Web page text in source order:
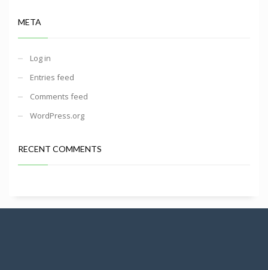
META
Log in
Entries feed
Comments feed
WordPress.org
RECENT COMMENTS